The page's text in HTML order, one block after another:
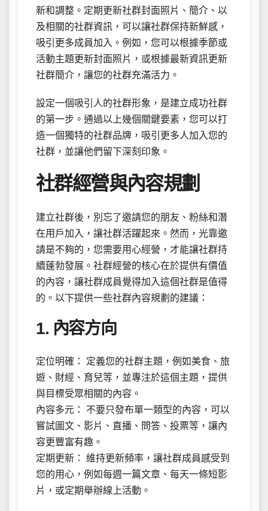
新和調整。定期更新社群封面照片、簡介、以
及相關的社群資訊，可以讓社群保持新鮮感，
吸引更多成員加入。例如，您可以根據季節或
活動主題更新封面照片，或根據最新資訊更新
社群簡介，讓您的社群充滿活力。
設定一個吸引人的社群形象，是建立成功社群
的第一步。通過以上幾個關鍵要素，您可以打
造一個獨特的社群品牌，吸引更多人加入您的
社群，並讓他們留下深刻印象。
社群經營與內容規劃
建立社群後，別忘了邀請您的朋友、粉絲和潛
在用戶加入，讓社群活躍起來。然而，光靠邀
請是不夠的，您需要用心經營，才能讓社群持
續蓬勃發展。社群經營的核心在於提供有價值
的內容，讓社群成員覺得加入這個社群是值得
的。以下提供一些社群內容規劃的建議：
1. 內容方向
定位明確： 定義您的社群主題，例如美食、旅
遊、財經、育兒等，並專注於這個主題，提供
與目標受眾相關的內容。
內容多元： 不要只發布單一類型的內容，可以
嘗試圖文、影片、直播、問答、投票等，讓內
容更豐富有趣。
定期更新： 維持更新頻率，讓社群成員感受到
您的用心，例如每週一篇文章、每天一條短影
片，或定期舉辦線上活動。